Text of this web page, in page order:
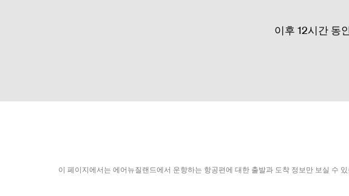
이후 12시간 동
이 페이지에서는 에어뉴질랜드에서 운항하는 항공편에 대한 출발과 도착 정보만 보실 수